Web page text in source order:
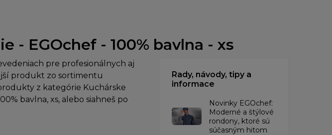
- EGOchef - 100% bavlna - xs
pre profesionálnych aj
produkt zo sortimentu
z kategórie Kuchárske
bavlna, xs, alebo siahneš po
Rady, návody, tipy a
informace
Novinky EGOchef:
Moderné a štýlové
rondony, ktoré sú
súčasným hitom